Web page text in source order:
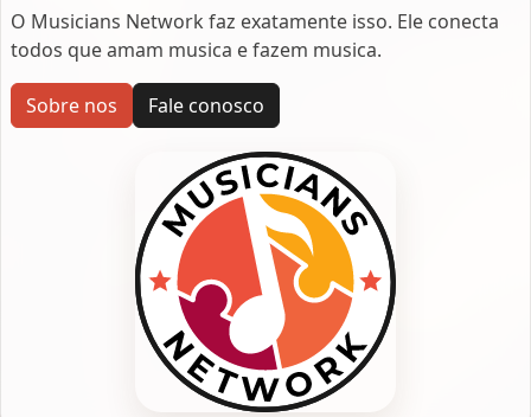
O Musicians Network faz exatamente isso. Ele conecta
todos que amam musica e fazem musica.
Sobre nos Fale conosco